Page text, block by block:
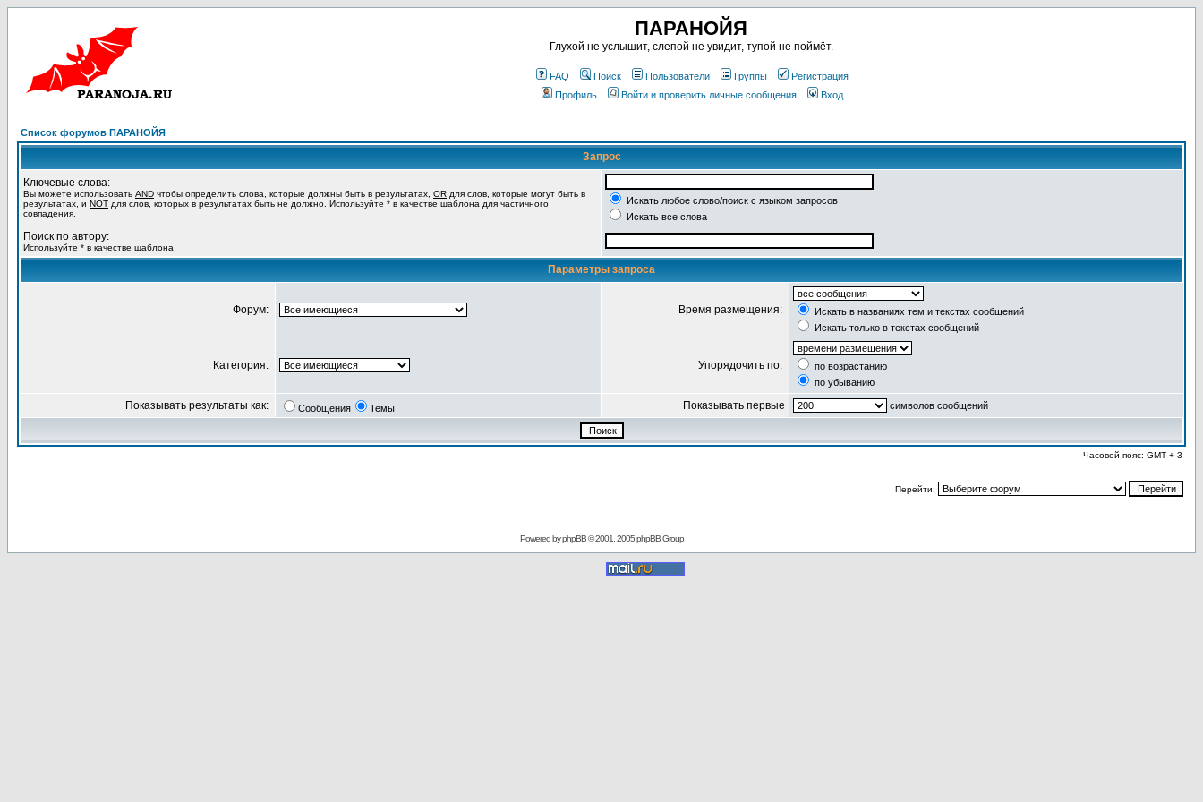
ПАРАНОЙЯ
Глухой не услышит, слепой не увидит, тупой не поймёт.
FAQ Поиск Пользователи Группы
Регистрация
Профиль
Войти и проверить личные сообщения Вход
Список форумов ПАРАНОЙЯ
Запрос
Ключевые слова:
Вы можете использовать AND чтобы определить слова, которые должны быть в результатах, OR для слов, которые могут быть в
результатах, и NOT для слов, которых в результатах быть не должно. Используйте * в качестве шаблона для частичного
совпадения.
Искать любое слово/поиск с языком запросов
Искать все слова
Поиск по автору:
Используйте * в качестве шаблона
Параметры запроса
Форум: Время размещения:
Искать в названиях тем и текстах сообщений
Искать только в текстах сообщений
Категория: Упорядочить по:
по возрастанию
по убыванию
Показывать результаты как: Сообщения Темы Показывать первые символов сообщений
Часовой пояс: GMT + 3
Перейти:
Powered byphpBB© 2001, 2005 phpBB Group